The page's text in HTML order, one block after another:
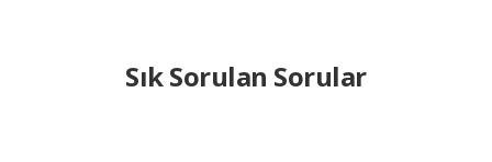
Sık Sorulan Sorular